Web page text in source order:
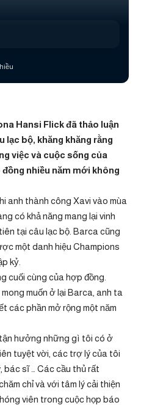
Hansi Flick đã thảo luận
lạc bộ, khăng khăng rằng
việc và cuộc sống của
nhiều năm mới không
anh thành công Xavi vào mùa
có khả năng mang lại vinh
tại câu lạc bộ. Barca cũng
một danh hiệu Champions
kỷ.
cuối cùng của hợp đồng.
muốn ở lại Barca, anh ta
các phần mở rộng một năm
hưởng những gì tôi có ở
tuyệt vời, các trợ lý của tôi
bác sĩ … Các cầu thủ rất
chỉ và với tâm lý cải thiện
viên trong cuộc họp báo